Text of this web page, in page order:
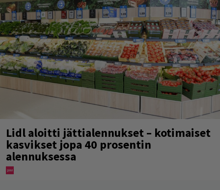
Lidl aloitti jättialennukset – kotimaiset
kasvikset jopa 40 prosentin
alennuksessa